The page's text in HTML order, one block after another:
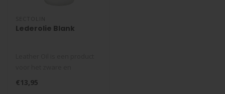
Lederolie Blank
achterstallige
lederonderhoud. Trek..
€13,95